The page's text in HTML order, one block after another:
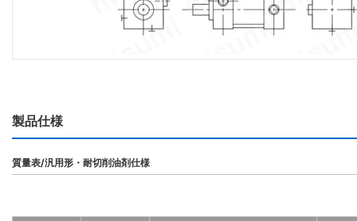
製品仕様
質量表/汎用形・耐切削油剤仕様